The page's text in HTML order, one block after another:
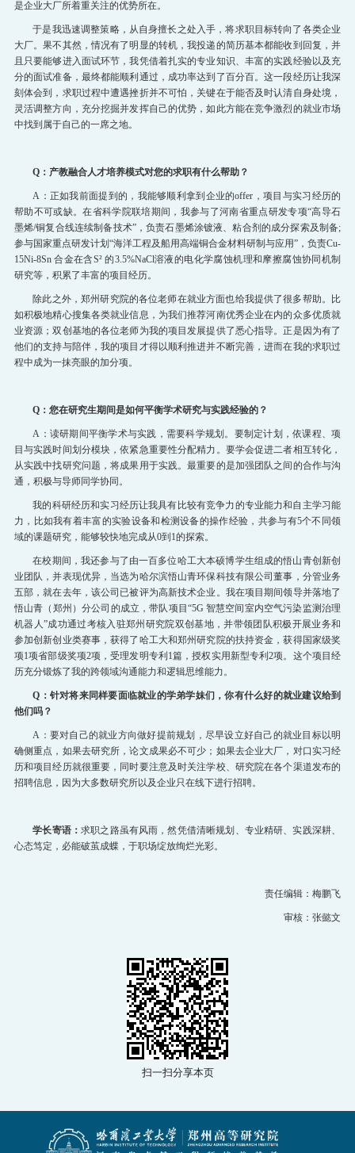
是企业大厂所着重关注的优势所在。
于是我迅速调整策略，从自身擅长之处入手，将求职目标转向了各类企业
大厂。果不其然，情况有了明显的转机，我投递的简历基本都能收到回复，并
且只要能够进入面试环节，我凭借着扎实的专业知识、丰富的实践经验以及充
分的面试准备，最终都能顺利通过，成功率达到了百分百。这一段经历让我深
刻体会到，求职过程中遭遇挫折并不可怕，关键在于能否及时认清自身处境，
灵活调整方向，充分挖掘并发挥自己的优势，如此方能在竞争激烈的就业市场
中找到属于自己的一席之地。
Q：产教融合人才培养模式对您的求职有什么帮助？
A：正如我前面提到的，我能够顺利拿到企业的offer，项目与实习经历的
帮助不可或缺。在省科学院联培期间，我参与了河南省重点研发专项“高导石
墨烯/铜复合线连续制备技术”，负责石墨烯涂镀液、粘合剂的成分探索及制备;
参与国家重点研发计划“海洋工程及船用高端铜合金材料研制与应用”，负责Cu-
15Ni-8Sn 合金在含S² 的3.5%NaCl溶液的电化学腐蚀机理和摩擦腐蚀协同机制
研究等，积累了丰富的项目经历。
除此之外，郑州研究院的各位老师在就业方面也给我提供了很多帮助。比
如积极地精心搜集各类就业信息，为我们推荐河南优秀企业在内的众多优质就
业资源；双创基地的各位老师为我的项目发展提供了悉心指导。正是因为有了
他们的支持与陪伴，我的项目才得以顺利推进并不断完善，进而在我的求职过
程中成为一抹亮眼的加分项。
Q：您在研究生期间是如何平衡学术研究与实践经验的？
A：读研期间平衡学术与实践，需要科学规划。要制定计划，依课程、项
目与实践时间划分模块，依紧急重要性分配精力。要学会促进二者相互转化，
从实践中找研究问题，将成果用于实践。最重要的是加强团队之间的合作与沟
通，积极与导师同学协同。
我的科研经历和实习经历让我具有比较有竞争力的专业能力和自主学习能
力，比如我有着丰富的实验设备和检测设备的操作经验，共参与有5个不同领
域的课题研究，能够较快地完成从0到1的探索。
在校期间，我还参与了由一百多位哈工大本硕博学生组成的悟山青创新创
业团队，并表现优异，当选为哈尔滨悟山青环保科技有限公司董事，分管业务
五部，就在去年，该公司已被评为高新技术企业。我在项目期间领导并落地了
悟山青（郑州）分公司的成立，带队项目“5G 智慧空间室内空气污染监测治理
机器人”成功通过考核入驻郑州研究院双创基地，并带领团队积极开展业务和
参加创新创业类赛事，获得了哈工大和郑州研究院的扶持资金，获得国家级奖
项1项省部级奖项2项，受理发明专利1篇，授权实用新型专利2项。这个项目经
历充分锻炼了我的跨领域沟通能力和逻辑思维能力。
Q：针对将来同样要面临就业的学弟学妹们，你有什么好的就业建议给到
他们吗？
A：要对自己的就业方向做好提前规划，尽早设立好自己的就业目标以明
确侧重点，如果去研究所，论文成果必不可少；如果去企业大厂，对口实习经
历和项目经历就很重要，同时要注意及时关注学校、研究院在各个渠道发布的
招聘信息，因为大多数研究所以及企业只在线下进行招聘。
学长寄语：求职之路虽有风雨，然凭借清晰规划、专业精研、实践深耕、
心态笃定，必能破茧成蝶，于职场绽放绚烂光彩。
责任编辑：梅鹏飞
审核：张懿文
扫一扫分享本页